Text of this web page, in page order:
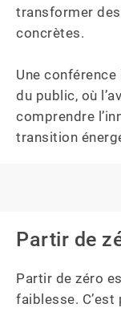
transformer
concrètes.
Une
du public, où
comprendre
transition
Partir de
Partir de zéro
faiblesse.